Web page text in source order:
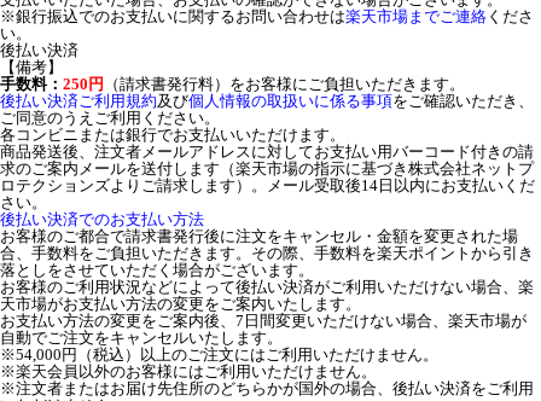
※銀行振込でのお支払いに関するお問い合わせは楽天市場までご連絡 くださ
い。
後払い決済
【備考】
手数料： 250円
（請求書発行料）をお客様にご負担いただきます。
後払い決済ご利用規約及び個人情報の取扱いに係る事項をご確認いただき、
ご同意のうえご利用ください。
各コンビニまたは銀行でお支払いいただけます。
商品発送後、注文者メールアドレスに対してお支払い用バーコード付きの請
求のご案内メールを送付します（楽天市場の指示に基づき株式会社ネットプ
ロテクションズよりご請求します）。メール受取後14日以内にお支払いくだ
さい。
後払い決済でのお支払い方法
お客様のご都合で請求書発行後に注文をキャンセル・金額を変更された場
合、手数料をご負担いただきます。その際、手数料を楽天ポイントから引き
落としをさせていただく場合がございます。
お客様のご利用状況などによって後払い決済がご利用いただけない場合、楽
天市場がお支払い方法の変更をご案内いたします。
お支払い方法の変更をご案内後、7日間変更いただけない場合、楽天市場が
自動でご注文をキャンセルいたします。
※54,000円（税込）以上のご注文にはご利用いただけません。
※楽天会員以外のお客様にはご利用いただけません。
※注文者またはお届け先住所のどちらかが国外の場合、後払い決済をご利用